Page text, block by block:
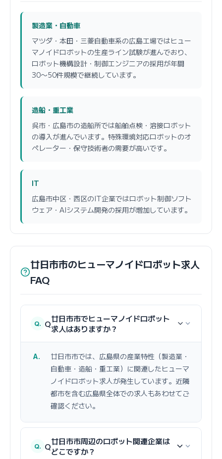
製造業・自動車
マツダ・本田・三菱自動車系の広島工場ではヒュー
マノイドロボットの生産ライン試験が進んでおり、
ロボット機構設計・制御エンジニアの採用が年間
30〜50件規模で継続しています。
造船・重工業
呉市・広島市の造船所では船舶点検・溶接ロボット
の導入が進んでいます。特殊環境対応ロボットのオ
ペレーター・保守技術者の需要が高いです。
IT
広島市中区・西区のIT企業ではロボット制御ソフト
ウェア・AIシステム開発の採用が増加しています。
廿日市市のヒューマノイドロボット求人
FAQ
Q廿日市市でヒューマノイドロボット
求人はありますか？
廿日市市では、広島県の産業特性（製造業・
自動車・造船・重工業）に関連したヒューマ
ノイドロボット求人が発生しています。近隣
都市を含む広島県全体での求人もあわせてご
確認ください。
Q廿日市市周辺のロボット関連企業は
どこですか？